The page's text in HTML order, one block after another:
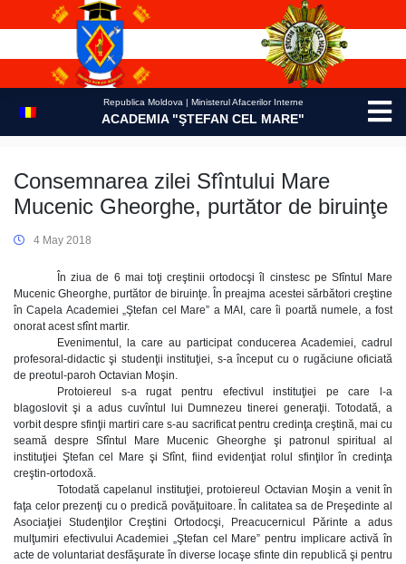
Republica Moldova | Ministerul Afacerilor Interne
ACADEMIA "ŞTEFAN CEL MARE"
Consemnarea zilei Sfîntului Mare
Mucenic Gheorghe, purtător de biruinţe
4 May 2018
În ziua de 6 mai toţi creştinii ortodocşi îl cinstesc pe Sfîntul Mare
Mucenic Gheorghe, purtător de biruinţe. În preajma acestei sărbători creştine
în Capela Academiei „Ştefan cel Mare” a MAI, care îi poartă numele, a fost
onorat acest sfînt martir.
Evenimentul, la care au participat conducerea Academiei, cadrul
profesoral-didactic şi studenţii instituţiei, s-a început cu o rugăciune oficiată
de preotul-paroh Octavian Moşin.
Protoiereul s-a rugat pentru efectivul instituţiei pe care l-a
blagoslovit şi a adus cuvîntul lui Dumnezeu tinerei generaţii. Totodată, a
vorbit despre sfinţii martiri care s-au sacrificat pentru credinţa creştină, mai cu
seamă despre Sfîntul Mare Mucenic Gheorghe şi patronul spiritual al
instituţiei Ştefan cel Mare şi Sfînt, fiind evidenţiat rolul sfinţilor în credinţa
creştin-ortodoxă.
Totodată capelanul instituţiei, protoiereul Octavian Moşin a venit în
faţa celor prezenţi cu o predică povăţuitoare. În calitatea sa de Preşedinte al
Asociaţiei Studenţilor Creştini Ortodocşi, Preacucernicul Părinte a adus
mulţumiri efectivului Academiei „Ştefan cel Mare” pentru implicare activă în
acte de voluntariat desfăşurate în diverse locaşe sfinte din republică şi pentru